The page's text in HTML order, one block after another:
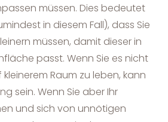
müssen. Dies bedeutet
in diesem Fall), dass Sie
müssen, damit dieser in
passt. Wenn Sie es nicht
Raum zu leben, kann
sein. Wenn Sie aber Ihr
und sich von unnötigen